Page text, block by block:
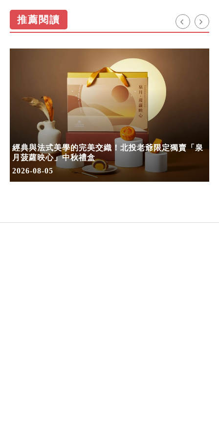
推薦閱讀
經典與法式美學的完美交織！北投老爺限定獨賣「泉
月菠蘿映心」中秋禮盒
2026-08-05